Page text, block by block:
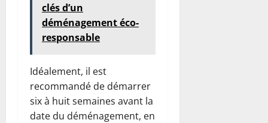
clés d’un
déménagement éco-
responsable
Idéalement, il est
recommandé de démarrer
six à huit semaines avant la
date du déménagement, en